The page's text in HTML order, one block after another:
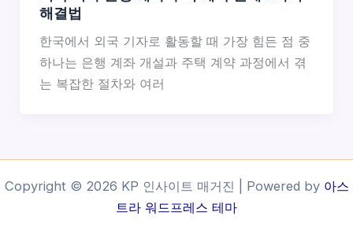
해결법
한국에서 외국 기자로 활동할 때 가장 힘든 점 중
하나는 은행 계좌 개설과 주택 계약 과정에서 겪
는 복잡한 절차와 여러
Copyright © 2026 KP 인사이트 매거진 | Powered by 아스
트라 워드프레스 테마